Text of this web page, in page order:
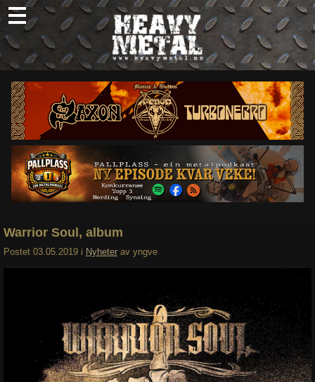
Skip
to
content
Nyheter
Omtaler
Intervjuer
Om oss
Abonner
Søk
Warrior Soul, album
Postet 03.05.2019 i Nyheter av yngve